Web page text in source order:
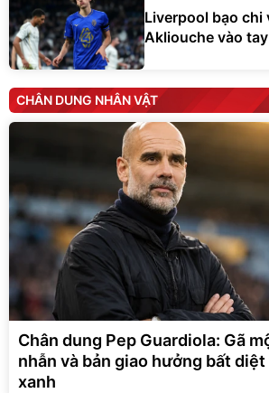
Liverpool bạo chi
Akliouche vào tay
CHÂN DUNG NHÂN VẬT
Chân dung Pep Guardiola: Gã
nhẫn và bản giao hưởng bất
xanh